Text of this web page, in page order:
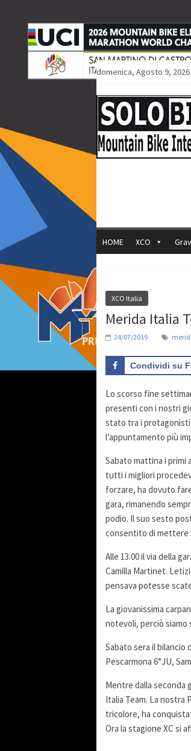
domenica, Agosto 9, 2026
HOME XCO
XCO Italia
Merida Italia
24/07/2019
Condividi su
Lo scorso fine
presenti con i nostri
stato tra i
l’appuntamento più
Sabato mattina i primi
tutti i migliori
forzare, ha dovuto
gara, rimanendo
podio. Il suo sesto
consentito di mettere
Alle 13.00 il via della
Camilla Martinet.
pensava potesse
La giovanissima
notevoli, perciò siamo
Sabato sera il bilancio
Pescarmona 6°JU,
Mentre dalla seconda
Italia Team. La nostra
tricolore, ha
Ora la stagione XC si